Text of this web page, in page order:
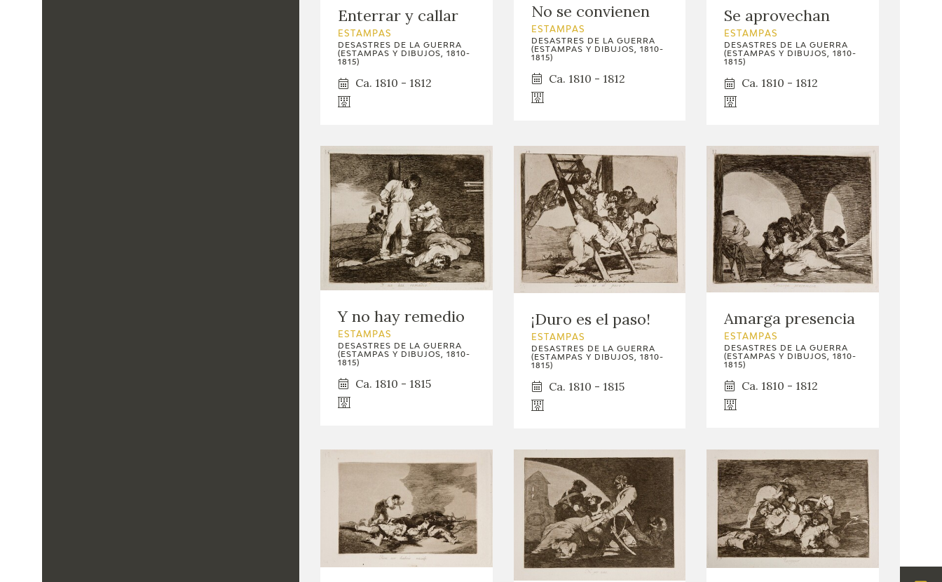
Enterrar y callar
ESTAMPAS
DESASTRES DE LA GUERRA
(ESTAMPAS Y DIBUJOS, 1810-
1815)
Ca. 1810 - 1812
No se convienen
ESTAMPAS
DESASTRES DE LA GUERRA
(ESTAMPAS Y DIBUJOS, 1810-
1815)
Ca. 1810 - 1812
Se aprovechan
ESTAMPAS
DESASTRES DE LA GUERRA
(ESTAMPAS Y DIBUJOS, 1810-
1815)
Ca. 1810 - 1812
Y no hay remedio
ESTAMPAS
DESASTRES DE LA GUERRA
(ESTAMPAS Y DIBUJOS, 1810-
1815)
Ca. 1810 - 1815
¡Duro es el paso!
ESTAMPAS
DESASTRES DE LA GUERRA
(ESTAMPAS Y DIBUJOS, 1810-
1815)
Ca. 1810 - 1815
Amarga presencia
ESTAMPAS
DESASTRES DE LA GUERRA
(ESTAMPAS Y DIBUJOS, 1810-
1815)
Ca. 1810 - 1812